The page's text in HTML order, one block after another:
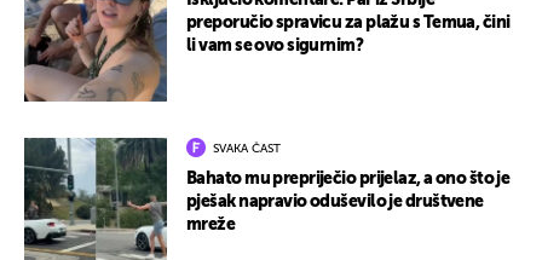
preporučio spravicu za plažu s Temua, čini
li vam se ovo sigurnim?
SVAKA ČAST
Bahato mu prepriječio prijelaz, a ono što je
pješak napravio oduševilo je društvene
mreže